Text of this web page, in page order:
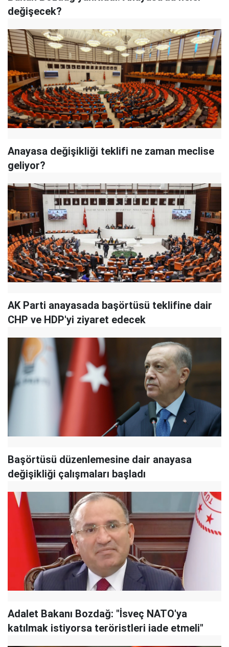
değişecek?
Anayasa değişikliği teklifi ne zaman meclise
geliyor?
AK Parti anayasada başörtüsü teklifine dair
CHP ve HDP'yi ziyaret edecek
Başörtüsü düzenlemesine dair anayasa
değişikliği çalışmaları başladı
Adalet Bakanı Bozdağ: "İsveç NATO'ya
katılmak istiyorsa teröristleri iade etmeli"